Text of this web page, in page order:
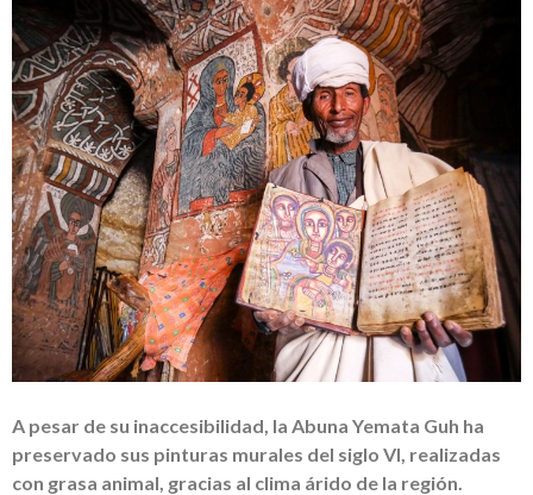
A pesar de su inaccesibilidad, la Abuna Yemata Guh ha
preservado sus pinturas murales del siglo VI, realizadas
con grasa animal, gracias al clima árido de la región.